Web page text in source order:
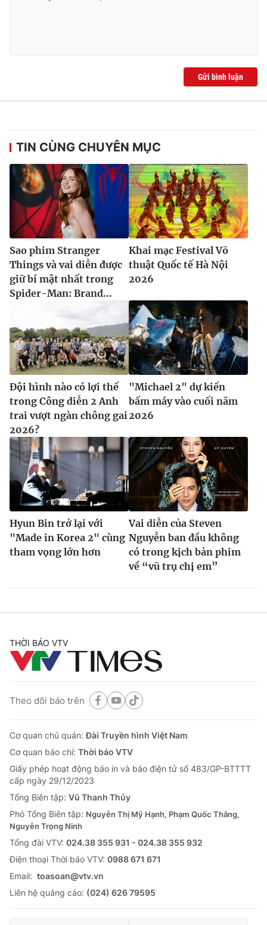
Gửi bình luận
TIN CÙNG CHUYÊN MỤC
Sao phim Stranger
Things và vai diễn được
giữ bí mật nhất trong
Spider-Man: Brand...
Khai mạc Festival Võ
thuật Quốc tế Hà Nội
2026
Đội hình nào có lợi thế
trong Công diễn 2 Anh
trai vượt ngàn chông gai
2026?
"Michael 2" dự kiến
bấm máy vào cuối năm
2026
Hyun Bin trở lại với
"Made in Korea 2" cùng
tham vọng lớn hơn
Vai diễn của Steven
Nguyễn ban đầu không
có trong kịch bản phim
về “vũ trụ chị em”
THỜI BÁO VTV
Theo dõi báo trên
Cơ quan chủ quản:Đài Truyền hình Việt Nam
Cơ quan báo chí: Thời báo VTV
Giấy phép hoạt động báo in và báo điện tử số 483/GP-BTTTT
cấp ngày 29/12/2023
Tổng Biên tập: Vũ Thanh Thủy
Phó Tổng Biên tập: Nguyễn Thị Mỹ Hạnh, Phạm Quốc Thắng,
Nguyễn Trọng Ninh
Tổng đài VTV: 024.38 355 931 - 024.38 355 932
Ðiện thoại Thời báo VTV: 0988 671 671
Email: toasoan@vtv.vn
Liên hệ quảng cáo: (024) 626 79595